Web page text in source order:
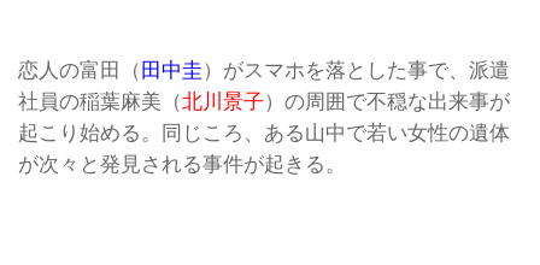
恋人の富田（ 田中圭 ）がスマホを落とした事で、派遣
社員の稲葉麻美（北川景子 ）の周囲で不穏な出来事が
起こり始める。同じころ、ある山中で若い女性の遺体
が次々と発見される事件が起きる。